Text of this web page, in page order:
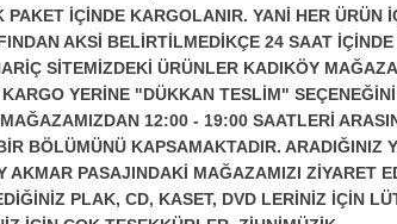
İÇİNDE KARGOLANIR. YANİ HER ÜRÜN
AKSİ BELİRTİLMEDİKÇE 24 SAAT
SİTEMİZDEKİ ÜRÜNLER KADIKÖY
YERİNE "DÜKKAN TESLİM"
12:00 - 19:00 SAATLERİ
BÖLÜMÜNÜ KAPSAMAKTADIR. ARADIĞINIZ
AKMAR PASAJINDAKİ MAĞAZAMIZI ZİYARET
PLAK, CD, KASET, DVD LERİNİZ İÇİN